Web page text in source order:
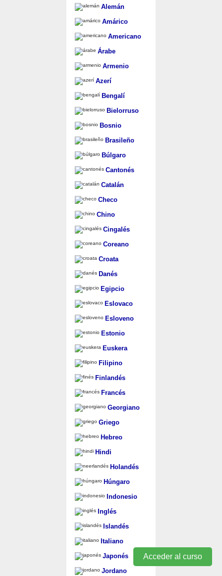
Acceder al curso
Alemán
Amárico
Americano
Árabe
Armenio
Azerí
Bengalí
Bielorruso
Bosnio
Brasileño
Búlgaro
Cantonés
Catalán
Checo
Chino
Cingalés
Coreano
Croata
Danés
Egipcio
Eslovaco
Esloveno
Estonio
Euskera
Filipino
Finlandés
Francés
Georgiano
Griego
Hebreo
Hindi
Holandés
Húngaro
Indonesio
Inglés
Islandés
Italiano
Japonés
Jordano